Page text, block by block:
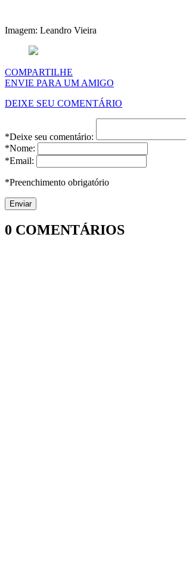
Imagem: Leandro Vieira
COMPARTILHE
ENVIE PARA UM AMIGO
DEIXE SEU COMENTÁRIO
*Deixe seu comentário:
*Nome:
*Email:
*Preenchimento obrigatório
0 COMENTÁRIOS